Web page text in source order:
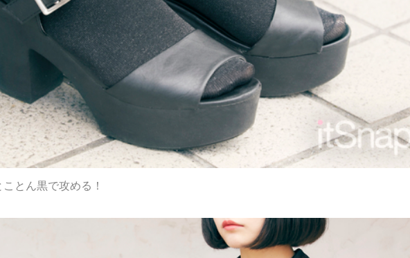
とん黒で攻める！